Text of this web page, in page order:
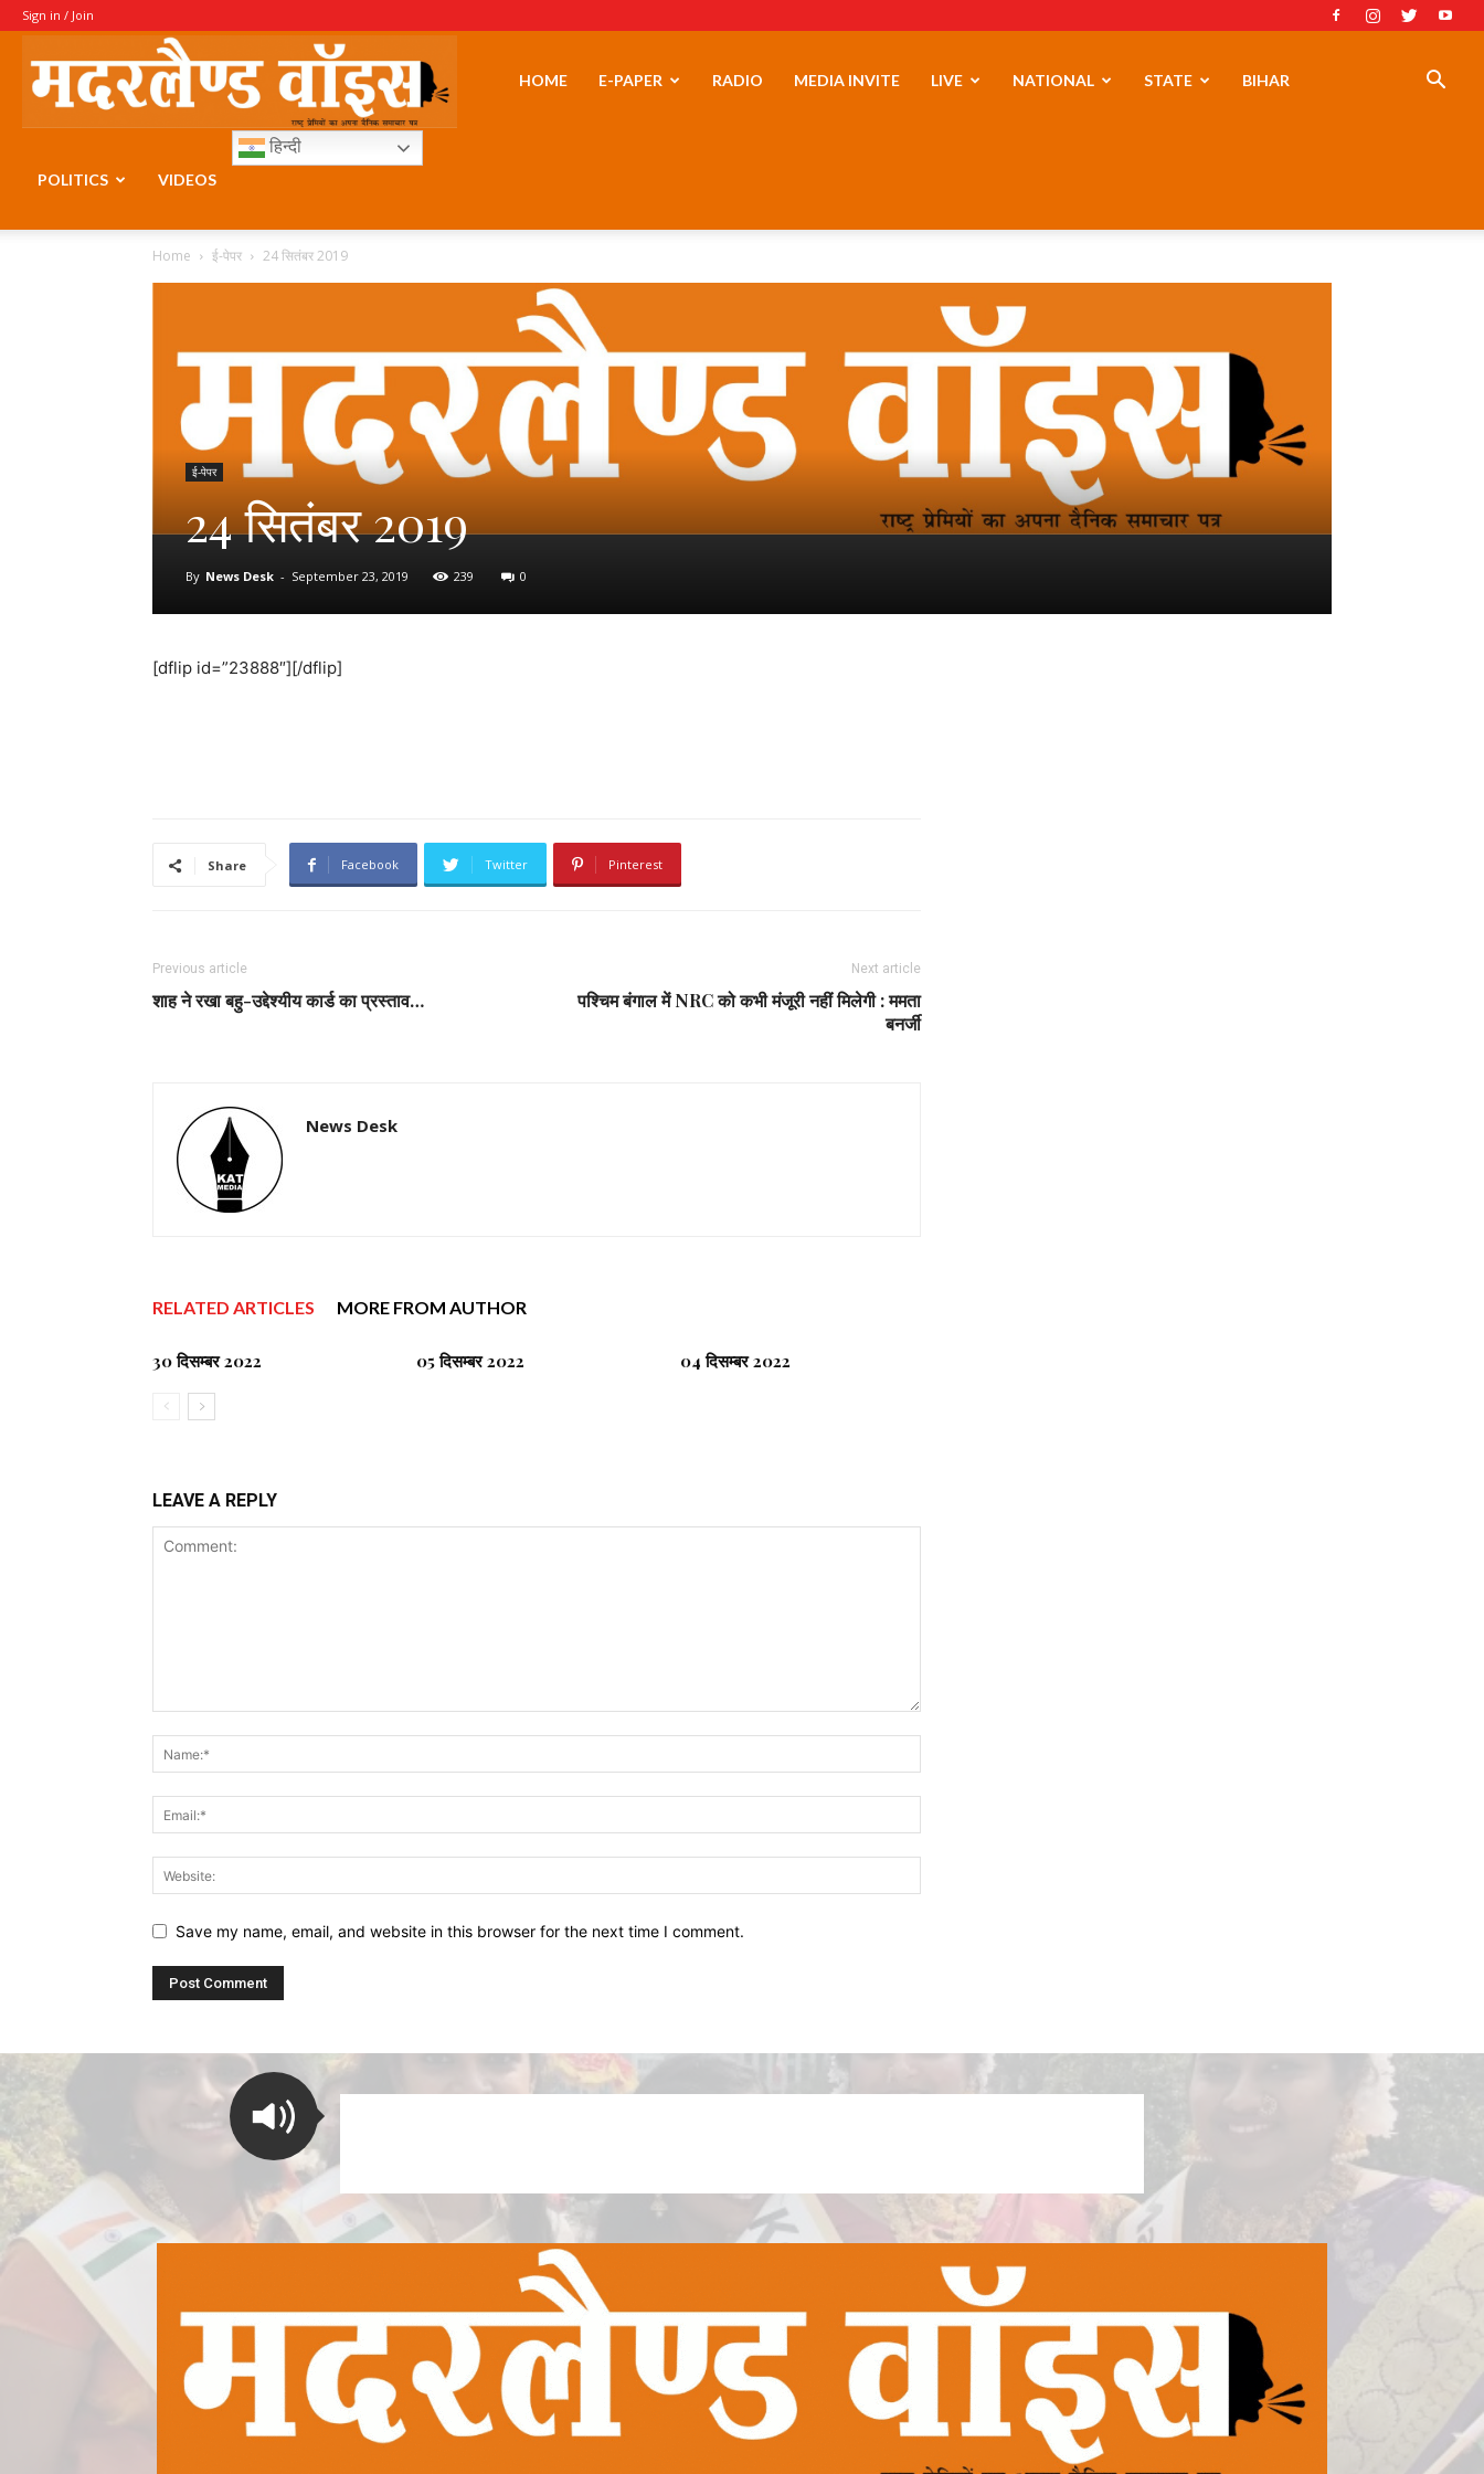
Sign in / Join
MotherLandHOME E-PAPER RADIO MEDIA INVITE LIVE NATIONAL STATE BIHAR
POLITICS VIDEOS
हिन्दी
Home ई-पेपर 24 सितंबर 2019
ई-पेपर
24 सितंबर 2019
By News Desk - September 23, 2019 239 0
[dflip id=”23888″][/dflip]
Share Facebook Twitter Pinterest
Previous article
शाह ने रखा बहु-उद्देश्यीय कार्ड का प्रस्ताव…
Next article
पश्चिम बंगाल में NRC को कभी मंजूरी नहीं मिलेगी : ममता
बनर्जी
News Desk
RELATED ARTICLES MORE FROM AUTHOR
30 दिसम्बर 2022 05 दिसम्बर 2022 04 दिसम्बर 2022
LEAVE A REPLY
Save my name, email, and website in this browser for the next time I comment.